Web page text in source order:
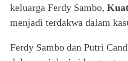
keluarga Ferdy Sambo,
menjadi terdakwa dalam
Ferdy Sambo dan Putri